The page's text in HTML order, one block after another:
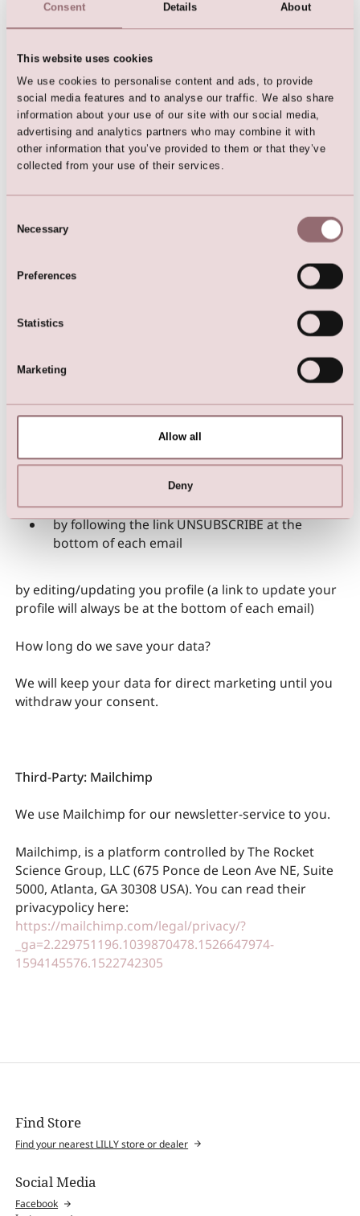
Consent Details About
This website uses cookies
We use cookies to personalise content and ads, to provide
social media features and to analyse our traffic. We also share
information about your use of our site with our social media,
advertising and analytics partners who may combine it with
other information that you’ve provided to them or that they’ve
collected from your use of their services.
Selection
Necessary
Preferences
Statistics
Marketing
Allow all
Deny
provide you with the service mentioned above, to
media agencies and technical suppliers for
distribution of physical and digital direct marketing.
We never pass on, sell or swap your data for
marketing purposes to third parties outside the LILLY
group.
The processing of your personal data is based on
your consent when you agree to direct marketing.
You have the right to withdraw your consent for the
processing of your personal data at any time and also
object to direct marketing. When you do so, LILLY will
marketing offers or information based on your
You can opt out from direct marketing by the
by following the link UNSUBSCRIBE at the
bottom of each email
by editing/updating you profile (a link to update your
profile will always be at the bottom of each email)
How long do we save your data?
We will keep your data for direct marketing until you
withdraw your consent.
Third-Party: Mailchimp
We use Mailchimp for our newsletter-service to you.
Mailchimp, is a platform controlled by The Rocket
Science Group, LLC (675 Ponce de Leon Ave NE, Suite
5000, Atlanta, GA 30308 USA). You can read their
privacypolicy here:
https://mailchimp.com/legal/privacy/?
_ga=2.229751196.1039870478.1526647974-
1594145576.1522742305
Find Store
Find your nearest LILLY store or dealer
Social Media
Facebook